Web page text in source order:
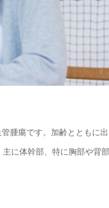
腫瘍です。加齢とともに出
主に体幹部、特に胸部や背部